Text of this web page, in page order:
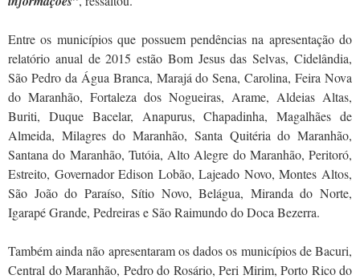
Entre os municípios que possuem pendências na apresentação do
relatório anual de 2015 estão Bom Jesus das Selvas, Cidelândia,
São Pedro da Água Branca, Marajá do Sena, Carolina, Feira Nova
do Maranhão, Fortaleza dos Nogueiras, Arame, Aldeias Altas,
Buriti, Duque Bacelar, Anapurus, Chapadinha, Magalhães de
Almeida, Milagres do Maranhão, Santa Quitéria do Maranhão,
Santana do Maranhão, Tutóia, Alto Alegre do Maranhão, Peritoró,
Estreito, Governador Edison Lobão, Lajeado Novo, Montes Altos,
São João do Paraíso, Sítio Novo, Belágua, Miranda do Norte,
Igarapé Grande, Pedreiras e São Raimundo do Doca Bezerra.
Também ainda não apresentaram os dados os municípios de Bacuri,
Central do Maranhão, Pedro do Rosário, Peri Mirim, Porto Rico do